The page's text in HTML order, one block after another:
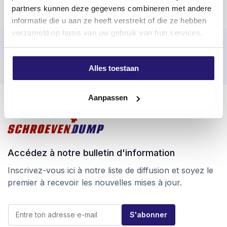
partners kunnen deze gegevens combineren met andere
informatie die u aan ze heeft verstrekt of die ze hebben
verzameld op basis van uw gebruik van hun services.
Alles toestaan
Aanpassen
Commandé avant 17h00 les jours ouvrables, expédié le jour
Retour facile sous 100 jours
Livraison gratuite à partir de 99 €
Accédez à notre bulletin d'information
Inscrivez-vous ici à notre liste de diffusion et soyez le
premier à recevoir les nouvelles mises à jour.
E
m
S'abonner